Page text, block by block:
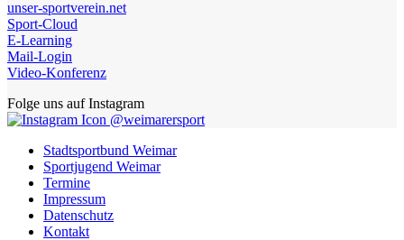
unser-sportverein.net
Sport-Cloud
E-Learning
Mail-Login
Video-Konferenz
Folge uns auf Instagram
@weimarersport
Stadtsportbund Weimar
Sportjugend Weimar
Termine
Impressum
Datenschutz
Kontakt